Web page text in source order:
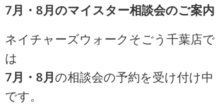
7月・8月のマイスター相談会のご案内
ネイチャーズウォークそごう千葉店で
は
7月・8月の相談会の予約を受け付け中
です。